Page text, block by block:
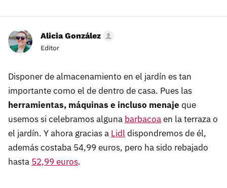
Alicia González
Editor
Disponer de almacenamiento en el jardín es tan
importante como el de dentro de casa. Pues las
herramientas, máquinas e incluso menaje que
usemos si celebramos alguna barbacoaen la terraza o
el jardín. Y ahora gracias a Lidldispondremos de él,
además costaba 54,99 euros, pero ha sido rebajado
hasta 52,99 euros.